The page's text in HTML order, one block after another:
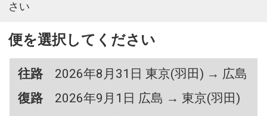
さい
便を選択してください
往路
2026年8月31日 東京(羽田) → 広島
復路
2026年9月1日 広島 → 東京(羽田)